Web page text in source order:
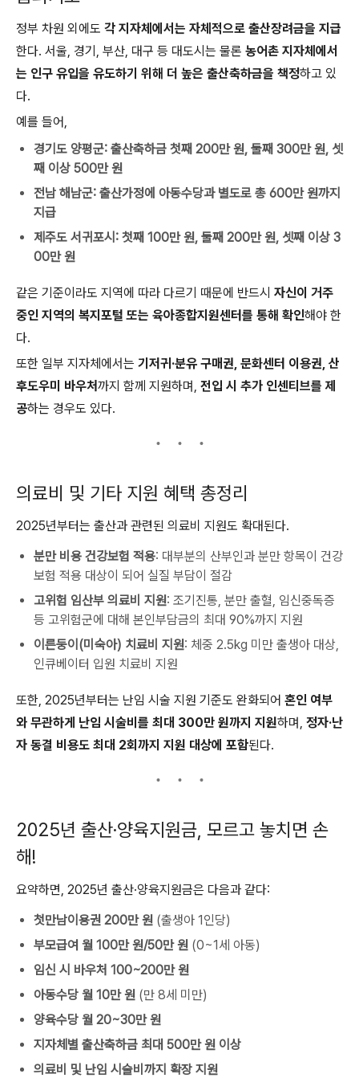
정부 차원 외에도 각 지자체에서는 자체적으로 출산장려금을 지급
한다. 서울, 경기, 부산, 대구 등 대도시는 물론 농어촌 지자체에서
는 인구 유입을 유도하기 위해 더 높은 출산축하금을 책정하고 있
다.
예를 들어,
경기도 양평군: 출산축하금 첫째 200만 원, 둘째 300만 원, 셋
째 이상 500만 원
전남 해남군: 출산가정에 아동수당과 별도로 총 600만 원까지
지급
제주도 서귀포시: 첫째 100만 원, 둘째 200만 원, 셋째 이상 3
00만 원
같은 기준이라도 지역에 따라 다르기 때문에 반드시 자신이 거주
중인 지역의 복지포털 또는 육아종합지원센터를 통해 확인해야 한
다.
또한 일부 지자체에서는 기저귀·분유 구매권, 문화센터 이용권, 산
후도우미 바우처까지 함께 지원하며, 전입 시 추가 인센티브를 제
공하는 경우도 있다.
의료비 및 기타 지원 혜택 총정리
2025년부터는 출산과 관련된 의료비 지원도 확대된다.
분만 비용 건강보험 적용: 대부분의 산부인과 분만 항목이 건강
보험 적용 대상이 되어 실질 부담이 절감
고위험 임산부 의료비 지원: 조기진통, 분만 출혈, 임신중독증
등 고위험군에 대해 본인부담금의 최대 90%까지 지원
이른둥이(미숙아) 치료비 지원: 체중 2.5kg 미만 출생아 대상,
인큐베이터 입원 치료비 지원
또한, 2025년부터는 난임 시술 지원 기준도 완화되어 혼인 여부
와 무관하게 난임 시술비를 최대 300만 원까지 지원하며, 정자·난
자 동결 비용도 최대 2회까지 지원 대상에 포함된다.
2025년 출산·양육지원금, 모르고 놓치면 손
해!
요약하면, 2025년 출산·양육지원금은 다음과 같다:
첫만남이용권 200만 원 (출생아 1인당)
부모급여 월 100만 원/50만 원 (0~1세 아동)
임신 시 바우처 100~200만 원
아동수당 월 10만 원 (만 8세 미만)
양육수당 월 20~30만 원
지자체별 출산축하금 최대 500만 원 이상
의료비 및 난임 시술비까지 확장 지원